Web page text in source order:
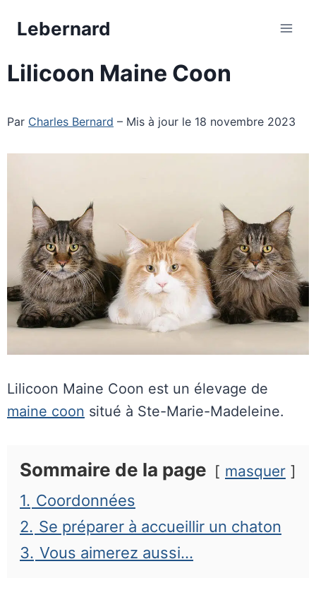
Lebernard
Lilicoon Maine Coon
Par Charles Bernard – Mis à jour le 18 novembre 2023
Lilicoon Maine Coon est un élevage de
maine coon situé à Ste-Marie-Madeleine.
Sommaire de la page masquer
1. Coordonnées
2. Se préparer à accueillir un chaton
3. Vous aimerez aussi…